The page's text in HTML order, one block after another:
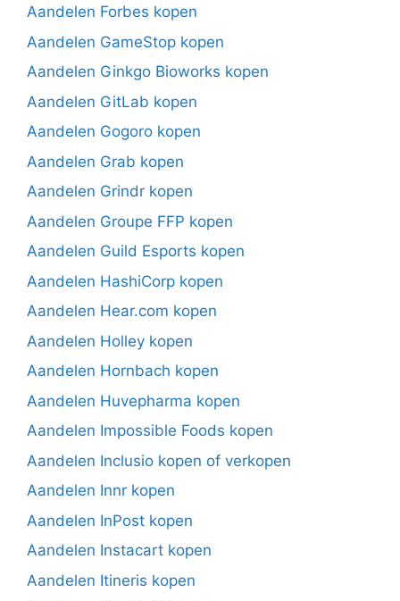
Aandelen Forbes kopen
Aandelen GameStop kopen
Aandelen Ginkgo Bioworks kopen
Aandelen GitLab kopen
Aandelen Gogoro kopen
Aandelen Grab kopen
Aandelen Grindr kopen
Aandelen Groupe FFP kopen
Aandelen Guild Esports kopen
Aandelen HashiCorp kopen
Aandelen Hear.com kopen
Aandelen Holley kopen
Aandelen Hornbach kopen
Aandelen Huvepharma kopen
Aandelen Impossible Foods kopen
Aandelen Inclusio kopen of verkopen
Aandelen Innr kopen
Aandelen InPost kopen
Aandelen Instacart kopen
Aandelen Itineris kopen